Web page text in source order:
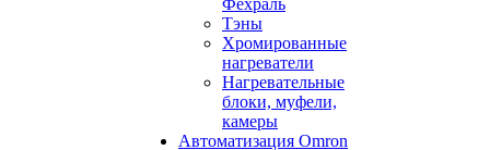
Фехраль
Тэны
Хромированные
нагреватели
Нагревательные
блоки, муфели,
камеры
Автоматизация Omron